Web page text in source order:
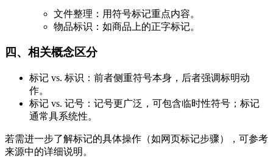
文件整理：用符号标记重点内容。
物品标识：如商品上的正字标记。
四、相关概念区分
标记 vs. 标识：前者侧重符号本身，后者强调标明动
作。
标记 vs. 记号：记号更广泛，可包含临时性符号；标记
通常具系统性。
若需进一步了解标记的具体操作（如网页标记步骤），可参考
来源中的详细说明。